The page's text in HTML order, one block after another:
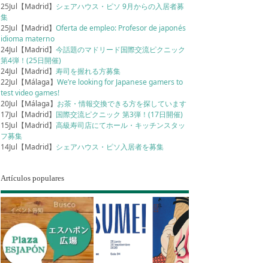
25Jul【Madrid】 シェアハウス・ピソ 9月からの入居者募
集
25Jul【Madrid】Oferta de empleo: Profesor de japonés
idioma materno
24Jul【Madrid】今話題のマドリード国際交流ピクニック
第4弾！(25日開催)
24Jul【Madrid】寿司を握れる方募集
22Jul【Málaga】We’re looking for Japanese gamers to
test video games!
20Jul【Málaga】 お茶・情報交換できる方を探しています
17Jul【Madrid】 国際交流ピクニック 第3弾！(17日開催)
15Jul【Madrid】高級寿司店にてホール・キッチンスタッ
フ募集
14Jul【Madrid】 シェアハウス・ピソ入居者を募集
Artículos populares